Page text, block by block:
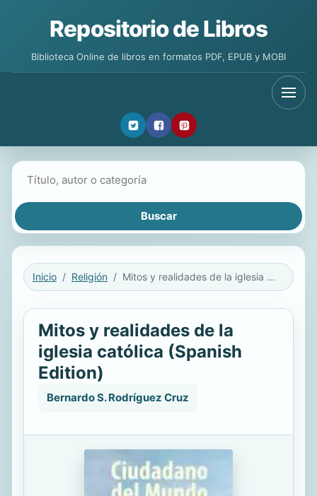
Repositorio de Libros
Biblioteca Online de libros en formatos PDF, EPUB y MOBI
Inicio Religión Mitos y realidades de la iglesia católica (Spanish Edition)
Mitos y realidades de la
iglesia católica (Spanish
Edition)
Bernardo S. Rodríguez Cruz